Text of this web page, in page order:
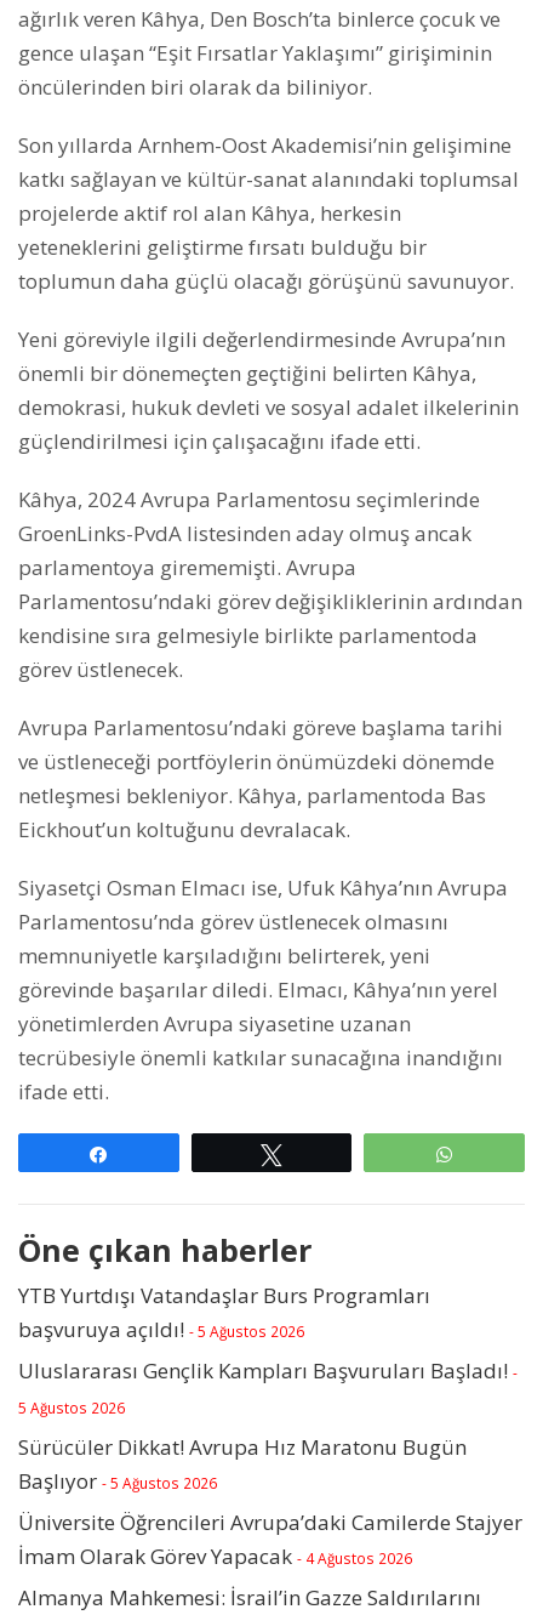
ağırlık veren Kâhya, Den Bosch’ta binlerce çocuk ve
gence ulaşan “Eşit Fırsatlar Yaklaşımı” girişiminin
öncülerinden biri olarak da biliniyor.
Son yıllarda Arnhem-Oost Akademisi’nin gelişimine
katkı sağlayan ve kültür-sanat alanındaki toplumsal
projelerde aktif rol alan Kâhya, herkesin
yeteneklerini geliştirme fırsatı bulduğu bir
toplumun daha güçlü olacağı görüşünü savunuyor.
Yeni göreviyle ilgili değerlendirmesinde Avrupa’nın
önemli bir dönemeçten geçtiğini belirten Kâhya,
demokrasi, hukuk devleti ve sosyal adalet ilkelerinin
güçlendirilmesi için çalışacağını ifade etti.
Kâhya, 2024 Avrupa Parlamentosu seçimlerinde
GroenLinks-PvdA listesinden aday olmuş ancak
parlamentoya girememişti. Avrupa
Parlamentosu’ndaki görev değişikliklerinin ardından
kendisine sıra gelmesiyle birlikte parlamentoda
görev üstlenecek.
Avrupa Parlamentosu’ndaki göreve başlama tarihi
ve üstleneceği portföylerin önümüzdeki dönemde
netleşmesi bekleniyor. Kâhya, parlamentoda Bas
Eickhout’un koltuğunu devralacak.
Siyasetçi Osman Elmacı ise, Ufuk Kâhya’nın Avrupa
Parlamentosu’nda görev üstlenecek olmasını
memnuniyetle karşıladığını belirterek, yeni
görevinde başarılar diledi. Elmacı, Kâhya’nın yerel
yönetimlerden Avrupa siyasetine uzanan
tecrübesiyle önemli katkılar sunacağına inandığını
ifade etti.
Öne çıkan haberler
YTB Yurtdışı Vatandaşlar Burs Programları
başvuruya açıldı! - 5 Ağustos 2026
Uluslararası Gençlik Kampları Başvuruları Başladı! -
5 Ağustos 2026
Sürücüler Dikkat! Avrupa Hız Maratonu Bugün
Başlıyor - 5 Ağustos 2026
Üniversite Öğrencileri Avrupa’daki Camilerde Stajyer
İmam Olarak Görev Yapacak - 4 Ağustos 2026
Almanya Mahkemesi: İsrail’in Gazze Saldırılarını